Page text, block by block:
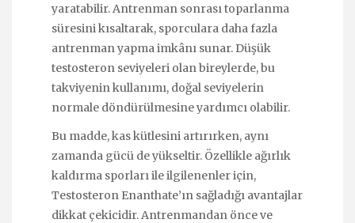
yaratabilir. Antrenman sonrası toparlanma
süresini kısaltarak, sporculara daha fazla
antrenman yapma imkânı sunar. Düşük
testosteron seviyeleri olan bireylerde, bu
takviyenin kullanımı, doğal seviyelerin
normale döndürülmesine yardımcı olabilir.
Bu madde, kas kütlesini artırırken, aynı
zamanda gücü de yükseltir. Özellikle ağırlık
kaldırma sporları ile ilgilenenler için,
Testosteron Enanthate’ın sağladığı avantajlar
dikkat çekicidir. Antrenmandan önce ve